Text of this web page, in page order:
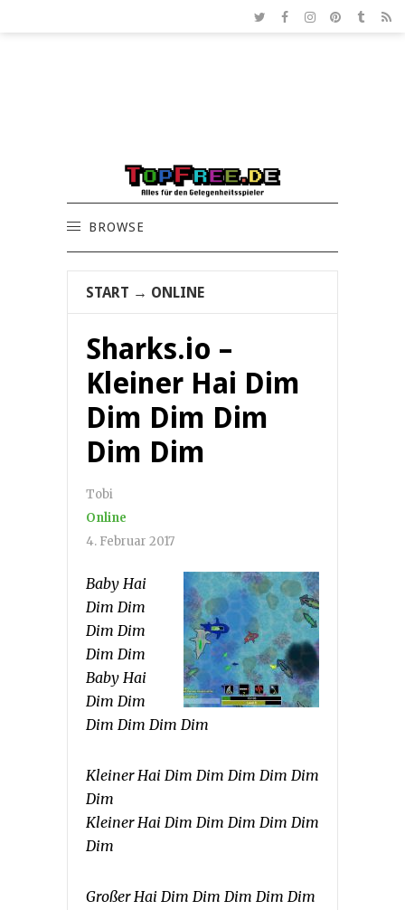
BROWSE
START → ONLINE
Sharks.io –
Kleiner Hai Dim
Dim Dim Dim
Dim Dim
Tobi
Online
4. Februar 2017
Baby Hai
Dim Dim
Dim Dim
Dim Dim
Baby Hai
Dim Dim
Dim Dim Dim Dim
Kleiner Hai Dim Dim Dim Dim Dim
Dim
Kleiner Hai Dim Dim Dim Dim Dim
Dim
Großer Hai Dim Dim Dim Dim Dim